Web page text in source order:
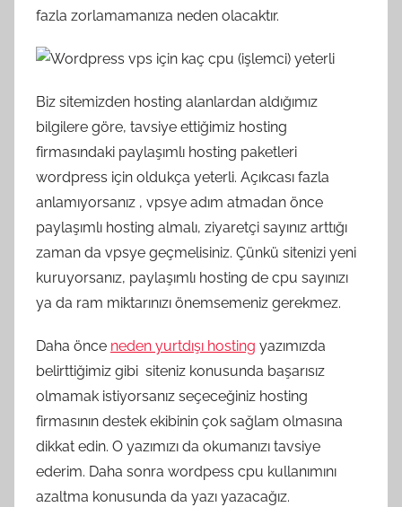
fazla zorlamamanıza neden olacaktır.
Biz sitemizden hosting alanlardan aldığımız
bilgilere göre, tavsiye ettiğimiz hosting
firmasındaki paylaşımlı hosting paketleri
wordpress için oldukça yeterli. Açıkcası fazla
anlamıyorsanız , vpsye adım atmadan önce
paylaşımlı hosting almalı, ziyaretçi sayınız arttığı
zaman da vpsye geçmelisiniz. Çünkü sitenizi yeni
kuruyorsanız, paylaşımlı hosting de cpu sayınızı
ya da ram miktarınızı önemsemeniz gerekmez.
Daha önce neden yurtdışı hosting yazımızda
belirttiğimiz gibi siteniz konusunda başarısız
olmamak istiyorsanız seçeceğiniz hosting
firmasının destek ekibinin çok sağlam olmasına
dikkat edin. O yazımızı da okumanızı tavsiye
ederim. Daha sonra wordpess cpu kullanımını
azaltma konusunda da yazı yazacağız.